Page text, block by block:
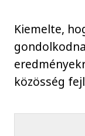
Kiemelte,
közösség